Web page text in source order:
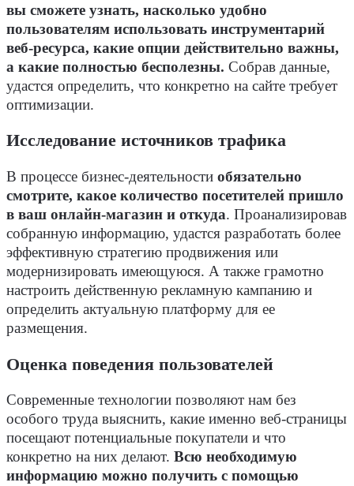
вы сможете узнать, насколько удобно
пользователям использовать инструментарий
веб-ресурса, какие опции действительно важны,
а какие полностью бесполезны. Собрав данные,
удастся определить, что конкретно на сайте требует
оптимизации.
Исследование источников трафика
В процессе бизнес-деятельности обязательно
смотрите, какое количество посетителей пришло
в ваш онлайн-магазин и откуда. Проанализировав
собранную информацию, удастся разработать более
эффективную стратегию продвижения или
модернизировать имеющуюся. А также грамотно
настроить действенную рекламную кампанию и
определить актуальную платформу для ее
размещения.
Оценка поведения пользователей
Современные технологии позволяют нам без
особого труда выяснить, какие именно веб-страницы
посещают потенциальные покупатели и что
конкретно на них делают. Всю необходимую
информацию можно получить с помощью